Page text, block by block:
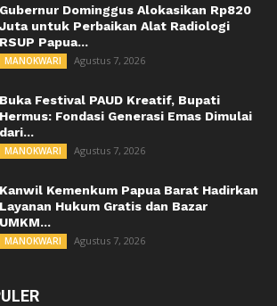
Gubernur Dominggus Alokasikan Rp820
Juta untuk Perbaikan Alat Radiologi
RSUP Papua...
MANOKWARI Agustus 7, 2026
Buka Festival PAUD Kreatif, Bupati
Hermus: Fondasi Generasi Emas Dimulai
dari...
MANOKWARI Agustus 7, 2026
Kanwil Kemenkum Papua Barat Hadirkan
Layanan Hukum Gratis dan Bazar
UMKM...
MANOKWARI Agustus 7, 2026